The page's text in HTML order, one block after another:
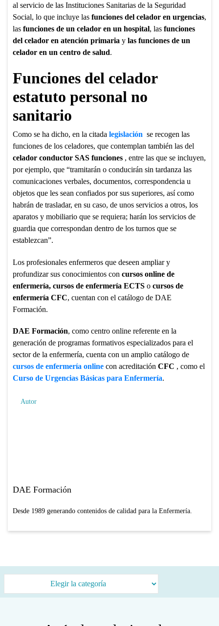
al servicio de las Instituciones Sanitarias de la Seguridad
Social, lo que incluye las funciones del celador en urgencias,
las funciones de un celador en un hospital, las funciones
del celador en atención primaria y las funciones de un
celador en un centro de salud.
Funciones del celador
estatuto personal no
sanitario
Como se ha dicho, en la citada legislación se recogen las
funciones de los celadores, que contemplan también las del
celador conductor SAS funciones, entre las que se incluyen,
por ejemplo, que “tramitarán o conducirán sin tardanza las
comunicaciones verbales, documentos, correspondencia u
objetos que les sean confiados por sus superiores, así como
habrán de trasladar, en su caso, de unos servicios a otros, los
aparatos y mobiliario que se requiera; harán los servicios de
guardia que correspondan dentro de los turnos que se
establezcan”.
Los profesionales enfermeros que deseen ampliar y
profundizar sus conocimientos con cursos online de
enfermería, cursos de enfermería ECTSo cursos de
enfermería CFC, cuentan con el catálogo de DAE
Formación.
DAE Formación, como centro online referente en la
generación de programas formativos especializados para el
sector de la enfermería, cuenta con un amplio catálogo de
cursos de enfermería online con acreditación CFC , como el
Curso de Urgencias Básicas para Enfermería.
Autor
DAE Formación
Desde 1989 generando contenidos de calidad para la Enfermería.